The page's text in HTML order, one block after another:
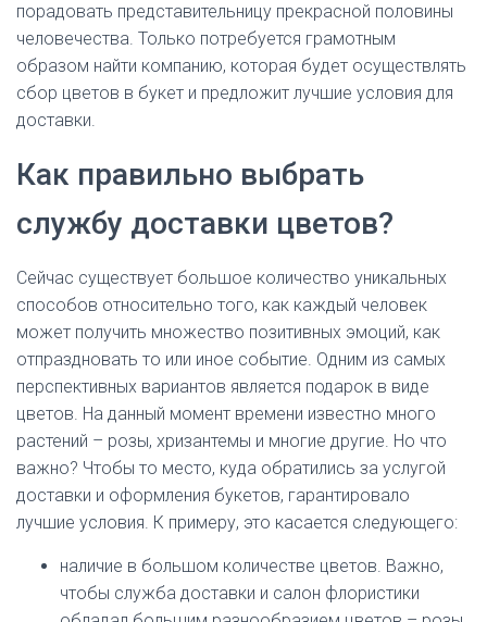
порадовать представительницу прекрасной половины
человечества. Только потребуется грамотным
образом найти компанию, которая будет осуществлять
сбор цветов в букет и предложит лучшие условия для
доставки.
Как правильно выбрать
службу доставки цветов?
Сейчас существует большое количество уникальных
способов относительно того, как каждый человек
может получить множество позитивных эмоций, как
отпраздновать то или иное событие. Одним из самых
перспективных вариантов является подарок в виде
цветов. На данный момент времени известно много
растений – розы, хризантемы и многие другие. Но что
важно? Чтобы то место, куда обратились за услугой
доставки и оформления букетов, гарантировало
лучшие условия. К примеру, это касается следующего:
наличие в большом количестве цветов. Важно,
чтобы служба доставки и салон флористики